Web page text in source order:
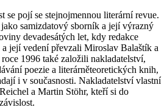
se pojí se stejnojmennou literární revue.
samizdatový sborník a její výrazný
devadesátých let, kdy redakce
a její vedení převzali Miroslav Balaštík a
1996 také založili nakladatelství,
poezie a literárněteoretických knih,
i v současnosti. Nakladatelství vlastní
a Martin Stöhr, kteří si do